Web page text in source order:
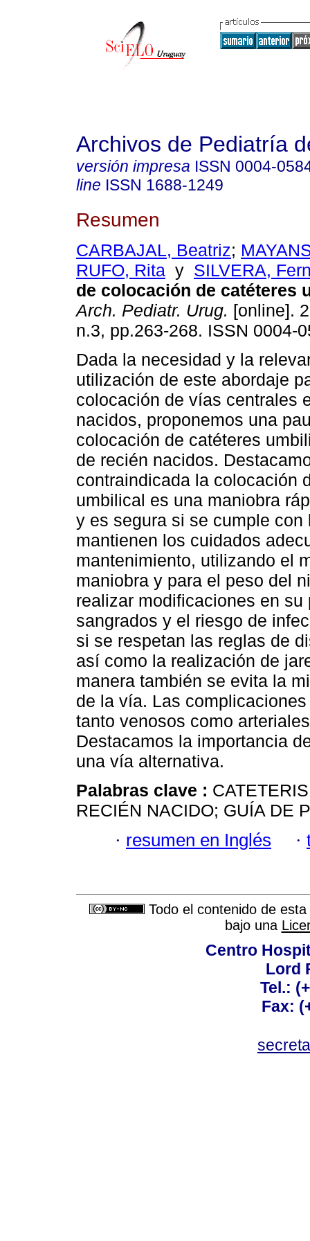
Archivos de Pediatría
versión impresa ISSN 0004-
line ISSN 1688-1249
Resumen
CARBAJAL, Beatriz;
RUFO, Rita y SILVERA,
de colocación de catéteres
Arch. Pediatr. Urug. [online].
n.3, pp.263-268. ISSN 0004-
Dada la necesidad y la
utilización de este abordaje
colocación de vías centrales
nacidos, proponemos una
colocación de catéteres
de recién nacidos.
contraindicada la colocación
umbilical es una maniobra
y es segura si se cumple
mantienen los cuidados
mantenimiento, utilizando el
maniobra y para el peso del
realizar modificaciones en
sangrados y el riesgo de
si se respetan las reglas de
así como la realización de
manera también se evita la
de la vía. Las
tanto venosos como
Destacamos la importancia
una vía alternativa.
Palabras clave :
RECIÉN NACIDO; GUÍA DE
· resumen en Inglés ·
Todo el contenido de
bajo una
Centro
Lord
Tel.:
Fax: